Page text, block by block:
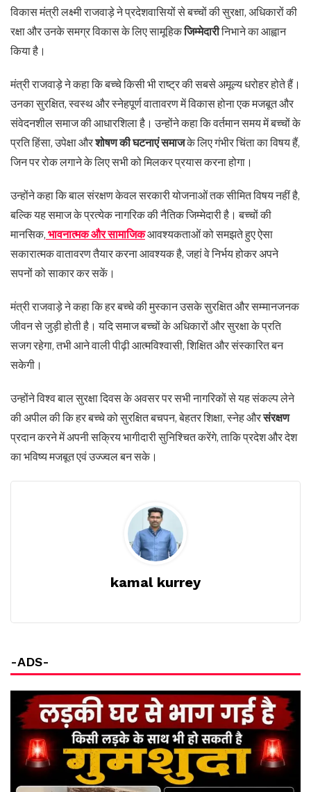
विकास मंत्री लक्ष्मी राजवाड़े ने प्रदेशवासियों से बच्चों की सुरक्षा, अधिकारों की
रक्षा और उनके समग्र विकास के लिए सामूहिकजिम्मेदारीनिभाने का आह्वान
किया है।
मंत्री राजवाड़े ने कहा कि बच्चे किसी भी राष्ट्र की सबसे अमूल्य धरोहर होते हैं।
उनका सुरक्षित, स्वस्थ और स्नेहपूर्ण वातावरण में विकास होना एक मजबूत और
संवेदनशील समाज की आधारशिला है। उन्होंने कहा कि वर्तमान समय में बच्चों के
प्रति हिंसा, उपेक्षा औरशोषण की घटनाएं समाजके लिए गंभीर चिंता का विषय हैं,
जिन पर रोक लगाने के लिए सभी को मिलकर प्रयास करना होगा।
उन्होंने कहा कि बाल संरक्षण केवल सरकारी योजनाओं तक सीमित विषय नहीं है,
बल्कि यह समाज के प्रत्येक नागरिक की नैतिक जिम्मेदारी है। बच्चों की
मानसिक, भावनात्मक और सामाजिकआवश्यकताओं को समझते हुए ऐसा
सकारात्मक वातावरण तैयार करना आवश्यक है, जहां वे निर्भय होकर अपने
सपनों को साकार कर सकें।
मंत्री राजवाड़े ने कहा कि हर बच्चे की मुस्कान उसके सुरक्षित और सम्मानजनक
जीवन से जुड़ी होती है। यदि समाज बच्चों के अधिकारों और सुरक्षा के प्रति
सजग रहेगा, तभी आने वाली पीढ़ी आत्मविश्वासी, शिक्षित और संस्कारित बन
सकेगी।
उन्होंने विश्व बाल सुरक्षा दिवस के अवसर पर सभी नागरिकों से यह संकल्प लेने
की अपील की कि हर बच्चे को सुरक्षित बचपन, बेहतर शिक्षा, स्नेह औरसंरक्षण
प्रदान करने में अपनी सक्रिय भागीदारी सुनिश्चित करेंगे, ताकि प्रदेश और देश
का भविष्य मजबूत एवं उज्ज्वल बन सके।
kamal kurrey
-ADS-